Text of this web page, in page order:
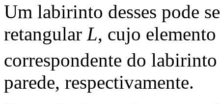
Um labirinto desses pode
retangular L, cujo
correspondente do
parede, respectivamente.